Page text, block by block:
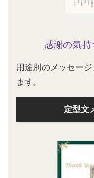
感謝の気
用途別のメッセー
ます。
定型文